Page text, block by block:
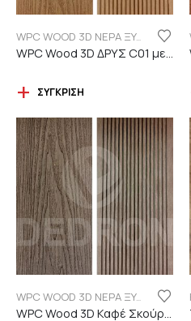
WPC WOOD 3D ΝΕΡΑ ΞΥΛΟΥ
ΣΎΓΚΡΙΣΗ
WPC WOOD 3D ΝΕΡΑ ΞΥΛΟΥ